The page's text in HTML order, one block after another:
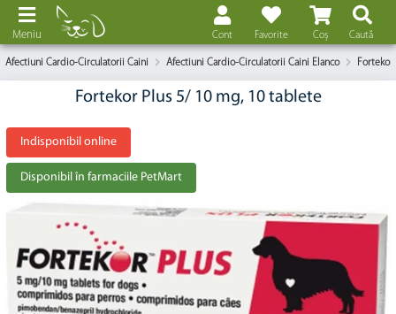
Coș
Favorite
Cont Caută
Meniu
Afectiuni Cardio-Circulatorii Caini Afectiuni Cardio-Circulatorii Caini Elanco Fortekor
Fortekor Plus 5/ 10 mg, 10 tablete
Indisponibil online
Disponibil în farmaciile PetMart